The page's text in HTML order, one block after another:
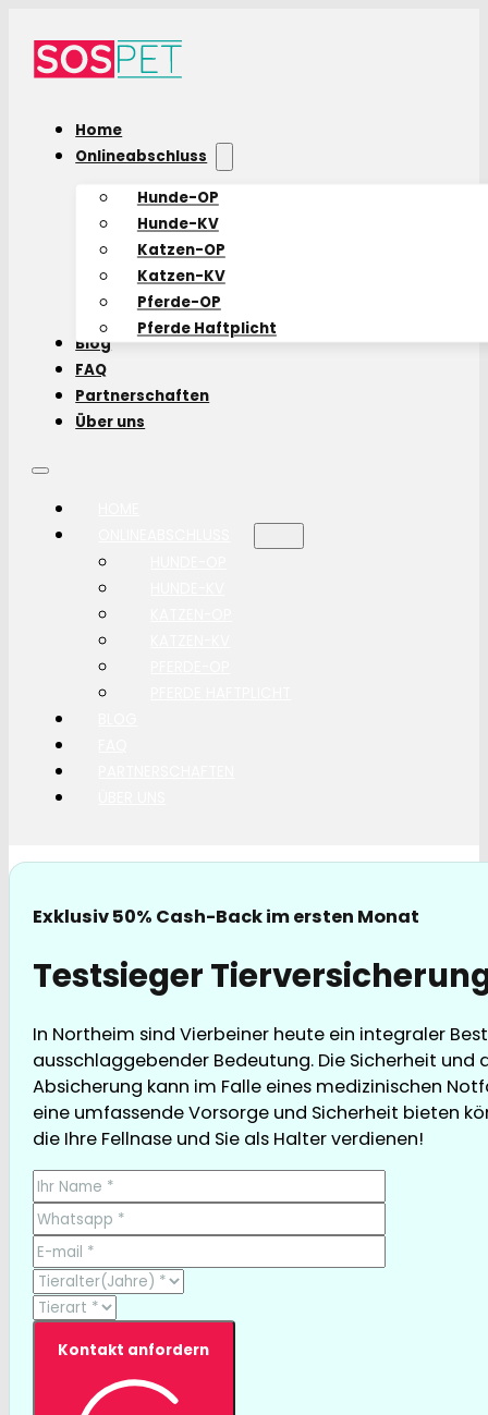
Home
Onlineabschluss
Hunde-OP
Hunde-KV
Katzen-OP
Katzen-KV
Pferde-OP
Pferde Haftplicht
Blog
FAQ
Partnerschaften
Über uns
Exklusiv 50% Cash-Back im ersten Monat
Testsieger
In Northeim sind Vierbeiner heute ein integraler
ausschlaggebender Bedeutung. Die Sicherheit und
Absicherung kann im Falle eines medizinischen
eine umfassende Vorsorge und Sicherheit bieten
die Ihre Fellnase und Sie als Halter verdienen!
Kontakt anfordern